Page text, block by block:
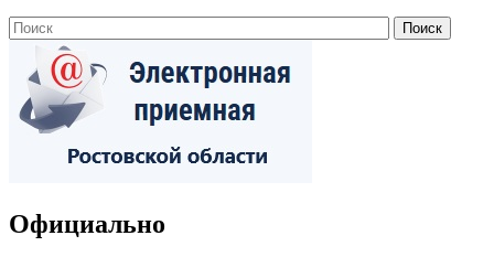
Официально